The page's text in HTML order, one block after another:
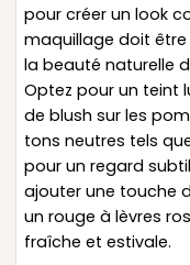
pour créer un look
maquillage doit
la beauté naturelle
Optez pour un teint
de blush sur les
tons neutres tels
pour un regard
ajouter une touche
un rouge à lèvres
fraîche et estivale.